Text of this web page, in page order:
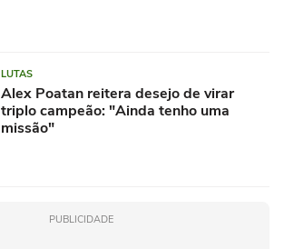
LUTAS
Alex Poatan reitera desejo de virar
triplo campeão: "Ainda tenho uma
missão"
PUBLICIDADE